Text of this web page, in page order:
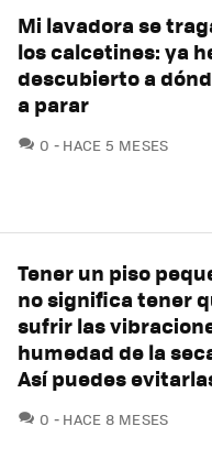
Mi lavadora se
los calcetines: ya
descubierto a
a parar
0 COMENTARIOS
HACE 5 MESES
Tener un piso
no significa tener
sufrir las
humedad de la
Así puedes
0 COMENTARIOS
HACE 8 MESES